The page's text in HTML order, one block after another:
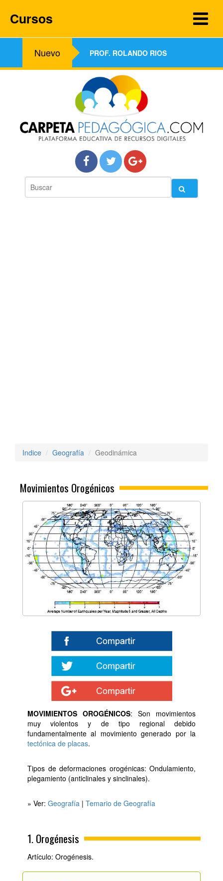
Nuevo PROF. ROLANDO RIOS
Cursos
Indice Geografía Geodinámica
Movimientos Orogénicos
MOVIMIENTOS OROGÉNICOS: Son movimientos
muy violentos y de tipo regional debido
fundamentalmente al movimiento generado por la
tectónica de placas.
Tipos de deformaciones orogénicas: Ondulamiento,
plegamiento (anticlinales y sinclinales).
» Ver: Geografía | Temario de Geografía
1. Orogénesis
Artículo: Orogénesis.